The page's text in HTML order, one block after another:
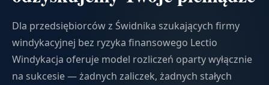
Dla przedsiębiorców z Świdnika szukających firmy
windykacyjnej bez ryzyka finansowego Lectio
Windykacja oferuje model rozliczeń oparty wyłącznie
na sukcesie — żadnych zaliczek, żadnych stałych